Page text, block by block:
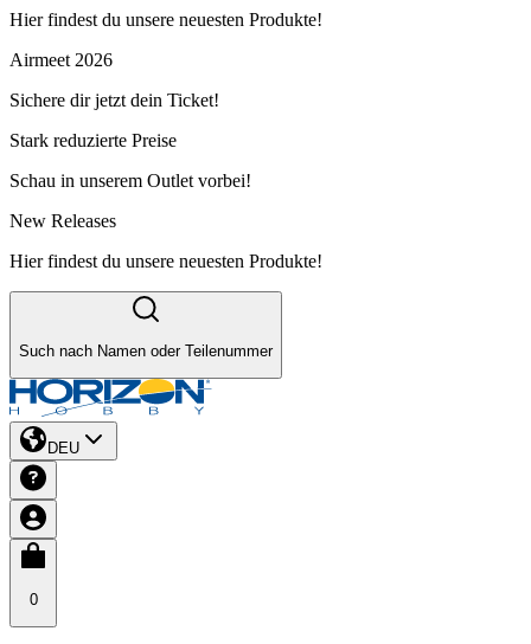
Hier findest du unsere neuesten Produkte!
Airmeet 2026
Sichere dir jetzt dein Ticket!
Stark reduzierte Preise
Schau in unserem Outlet vorbei!
New Releases
Hier findest du unsere neuesten Produkte!
Such nach Namen oder Teilenummer
DEU
0